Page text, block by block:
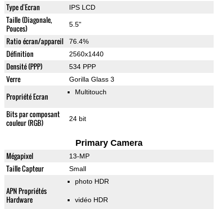
Type d'Ecran IPS LCD
Taille (Diagonale,
Pouces)
5.5"
Ratio écran/appareil 76.4%
Définition 2560x1440
Densité (PPP) 534 PPP
Verre Gorilla Glass 3
Propriété Ecran Multitouch
Bits par composant
couleur (RGB)
24 bit
Primary Camera
Mégapixel 13-MP
Taille Capteur Small
APN Propriétés
Hardware
photo HDR
vidéo HDR